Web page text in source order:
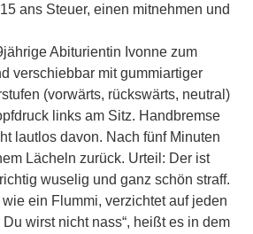
ans Steuer, einen mitnehmen und
Abiturientin Ivonne zum
verschiebbar mit gummiartiger
(vorwärts, rückswärts, neutral)
links am Sitz. Handbremse
lautlos davon. Nach fünf Minuten
Lächeln zurück. Urteil: Der ist
wuselig und ganz schön straff.
ein Flummi, verzichtet auf jeden
wirst nicht nass“, heißt es in dem